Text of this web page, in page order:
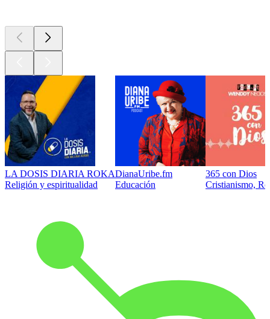
LA DOSIS DIARIA ROKA
Religión y espiritualidad
DianaUribe.fm
Educación
365 con Dios
Cristianismo,